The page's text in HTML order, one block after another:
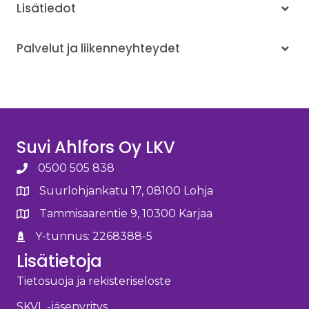
Lisätiedot
Palvelut ja liikenneyhteydet
Suvi Ahlfors Oy LKV
0500 505 838
Suurlohjankatu 17, 08100 Lohja
Tammisaarentie 9, 10300 Karjaa
Y-tunnus: 2268388-5
Lisätietoja
Tietosuoja ja rekisteriseloste
SKVL -jäsenyritys